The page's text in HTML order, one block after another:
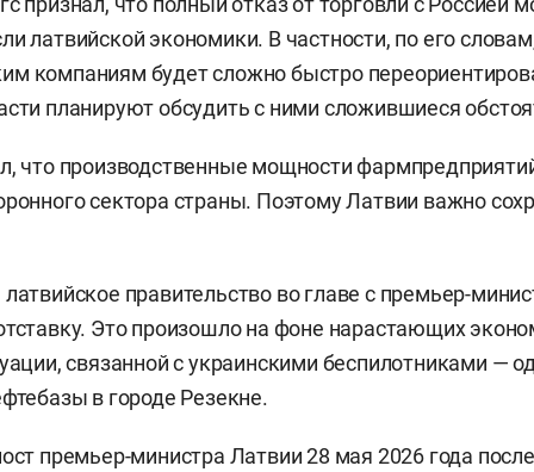
латвийской экономики. В частности, по его
компаниям будет сложно быстро
планируют обсудить с ними сложившиеся
что производственные мощности
сектора страны. Поэтому Латвии важно
правительство во главе с премьер-
Это произошло на фоне нарастающих
связанной с украинскими беспилотниками —
в городе Резекне.
премьер-министра Латвии 28 мая 2026 года